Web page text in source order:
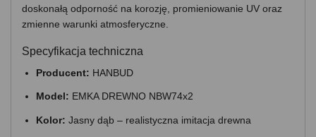
doskonałą odporność na korozję, promieniowanie UV oraz
zmienne warunki atmosferyczne.
Specyfikacja techniczna
Producent: HANBUD
Model: EMKA DREWNO NBW74x2
Kolor: Jasny dąb – realistyczna imitacja drewna